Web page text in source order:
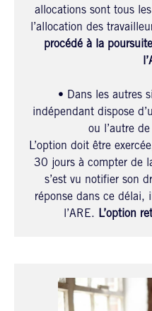
allocations sont tous
l’allocation des
procédé à la
• Dans les autres
indépendant dispose
ou l’autre
L’option doit être
30 jours à compter de
s’est vu notifier son
réponse dans ce délai,
l’ARE. L’option